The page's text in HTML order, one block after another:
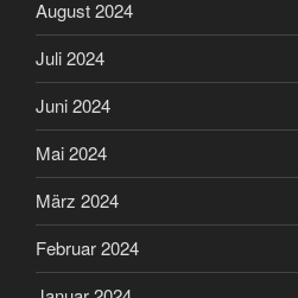
August 2024
Juli 2024
Juni 2024
Mai 2024
März 2024
Februar 2024